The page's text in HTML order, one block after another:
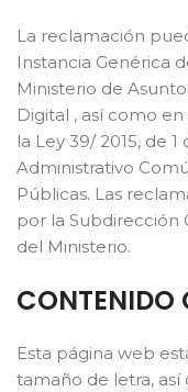
La reclamación
Instancia Genérica
Ministerio de
Digital , así como
la Ley 39/ 2015, de
Administrativo
Públicas. Las
por la Subdirección
del Ministerio.
CONTENIDO
Esta página web
tamaño de letra,